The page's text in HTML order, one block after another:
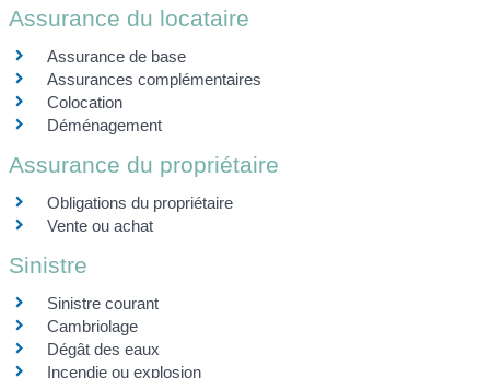
Assurance du locataire
Assurance de base
Assurances complémentaires
Colocation
Déménagement
Assurance du propriétaire
Obligations du propriétaire
Vente ou achat
Sinistre
Sinistre courant
Cambriolage
Dégât des eaux
Incendie ou explosion